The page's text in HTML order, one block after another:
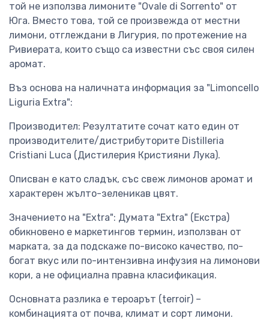
той не използва лимоните "Ovale di Sorrento" от
Юга. Вместо това, той се произвежда от местни
лимони, отглеждани в Лигурия, по протежение на
Ривиерата, които също са известни със своя силен
аромат.
Въз основа на наличната информация за "Limoncello
Liguria Extra":
Производител: Резултатите сочат като един от
производителите/дистрибуторите Distilleria
Cristiani Luca (Дистилерия Кристияни Лука).
Описван е като сладък, със свеж лимонов аромат и
характерен жълто-зеленикав цвят.
Значението на "Extra": Думата "Extra" (Екстра)
обикновено е маркетингов термин, използван от
марката, за да подскаже по-високо качество, по-
богат вкус или по-интензивна инфузия на лимонови
кори, а не официална правна класификация.
Основната разлика е тероарът (terroir) –
комбинацията от почва, климат и сорт лимони.